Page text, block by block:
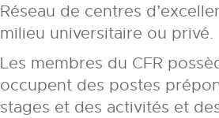
Réseau de centres
milieu universitaire ou privé.
Les membres du CFR
occupent des postes
stages et des activités et